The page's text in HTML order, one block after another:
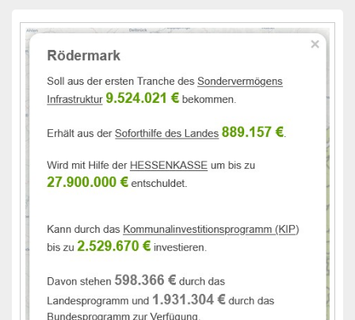
Seitenleisten-
Widgetbereich